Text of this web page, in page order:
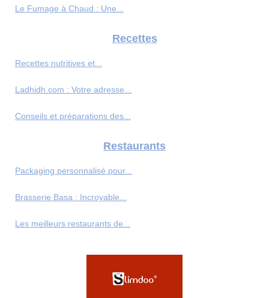
Le Fumage à Chaud : Une...
Recettes
Recettes nutritives et...
Ladhidh.com : Votre adresse...
Conseils et préparations des...
Restaurants
Packaging personnalisé pour...
Brasserie Basa : Incroyable...
Les meilleurs restaurants de...